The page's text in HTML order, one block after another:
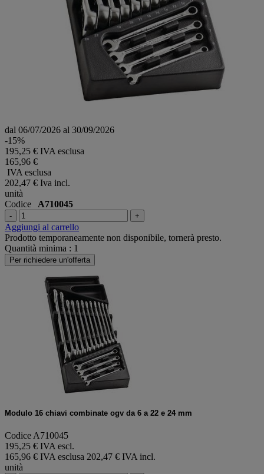
dal 06/07/2026 al 30/09/2026
-15%
195,25 € IVA esclusa
165,96 €
IVA esclusa
202,47 € Iva incl.
unità
Codice A710045
- +
Aggiungi al carrello
Prodotto temporaneamente non disponibile, tornerà presto.
Quantità minima : 1
Per richiedere un'offerta
Modulo 16 chiavi combinate ogv da 6 a 22 e 24 mm
Codice A710045
195,25 € IVA escl.
165,96 € IVA esclusa 202,47 € IVA incl.
unità